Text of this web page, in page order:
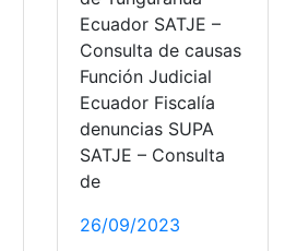
Ecuador SATJE –
Consulta de causas
Función Judicial
Ecuador Fiscalía
denuncias SUPA
SATJE – Consulta
de
26/09/2023